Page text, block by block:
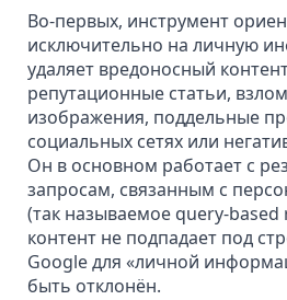
Во-первых, инструмент
исключительно на личную
удаляет вредоносный контент
репутационные статьи,
изображения, поддельные
социальных сетях или
Он в основном работает с
запросам, связанным с
(так называемое query-based
контент не подпадает под
Google для «личной
быть отклонён.